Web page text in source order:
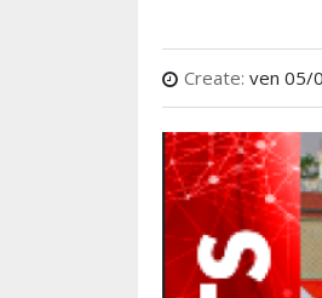
Create: ven 05/